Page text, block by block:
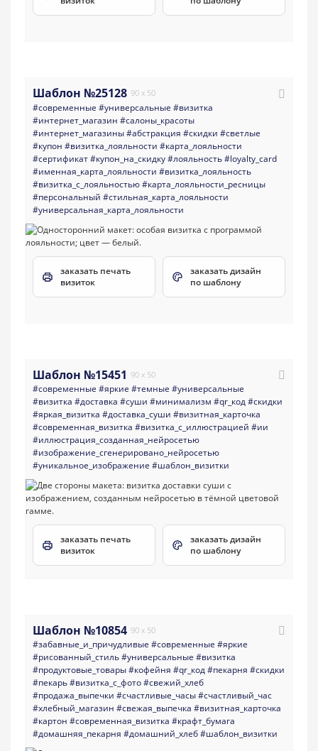
Шаблон №25128 90 x 50
#современные #универсальные #визитка
#интернет_магазин #салоны_красоты
#интернет_магазины#абстракция #скидки #светлые
#купон #визитка_лояльности #карта_лояльности
#сертификат#купон_на_скидку#лояльность#loyalty_card
#именная_карта_лояльности #визитка_лояльность
#визитка_с_лояльностью#карта_лояльности_ресницы
#персональный #стильная_карта_лояльности
#универсальная_карта_лояльности
заказать печать
визиток
заказать дизайн
по шаблону
Шаблон №15451 90 x 50
#современные #яркие #темные #универсальные
#визитка #доставка #суши #минимализм #qr_код#скидки
#яркая_визитка #доставка_суши #визитная_карточка
#современная_визитка #визитка_с_иллюстрацией #ии
#иллюстрация_созданная_нейросетью
#изображение_сгенерировано_нейросетью
#уникальное_изображение #шаблон_визитки
заказать печать
визиток
заказать дизайн
по шаблону
Шаблон №10854 90 x 50
#забавные_и_причудливые #современные #яркие
#рисованный_стиль#универсальные #визитка
#продуктовые_товары#кофейня #qr_код#пекарня #скидки
#пекарь#визитка_с_фото#свежий_хлеб
#продажа_выпечки #счастливые_часы#счастливый_час
#хлебный_магазин #свежая_выпечка #визитная_карточка
#картон #современная_визитка #крафт_бумага
#домашняя_пекарня #домашний_хлеб#шаблон_визитки